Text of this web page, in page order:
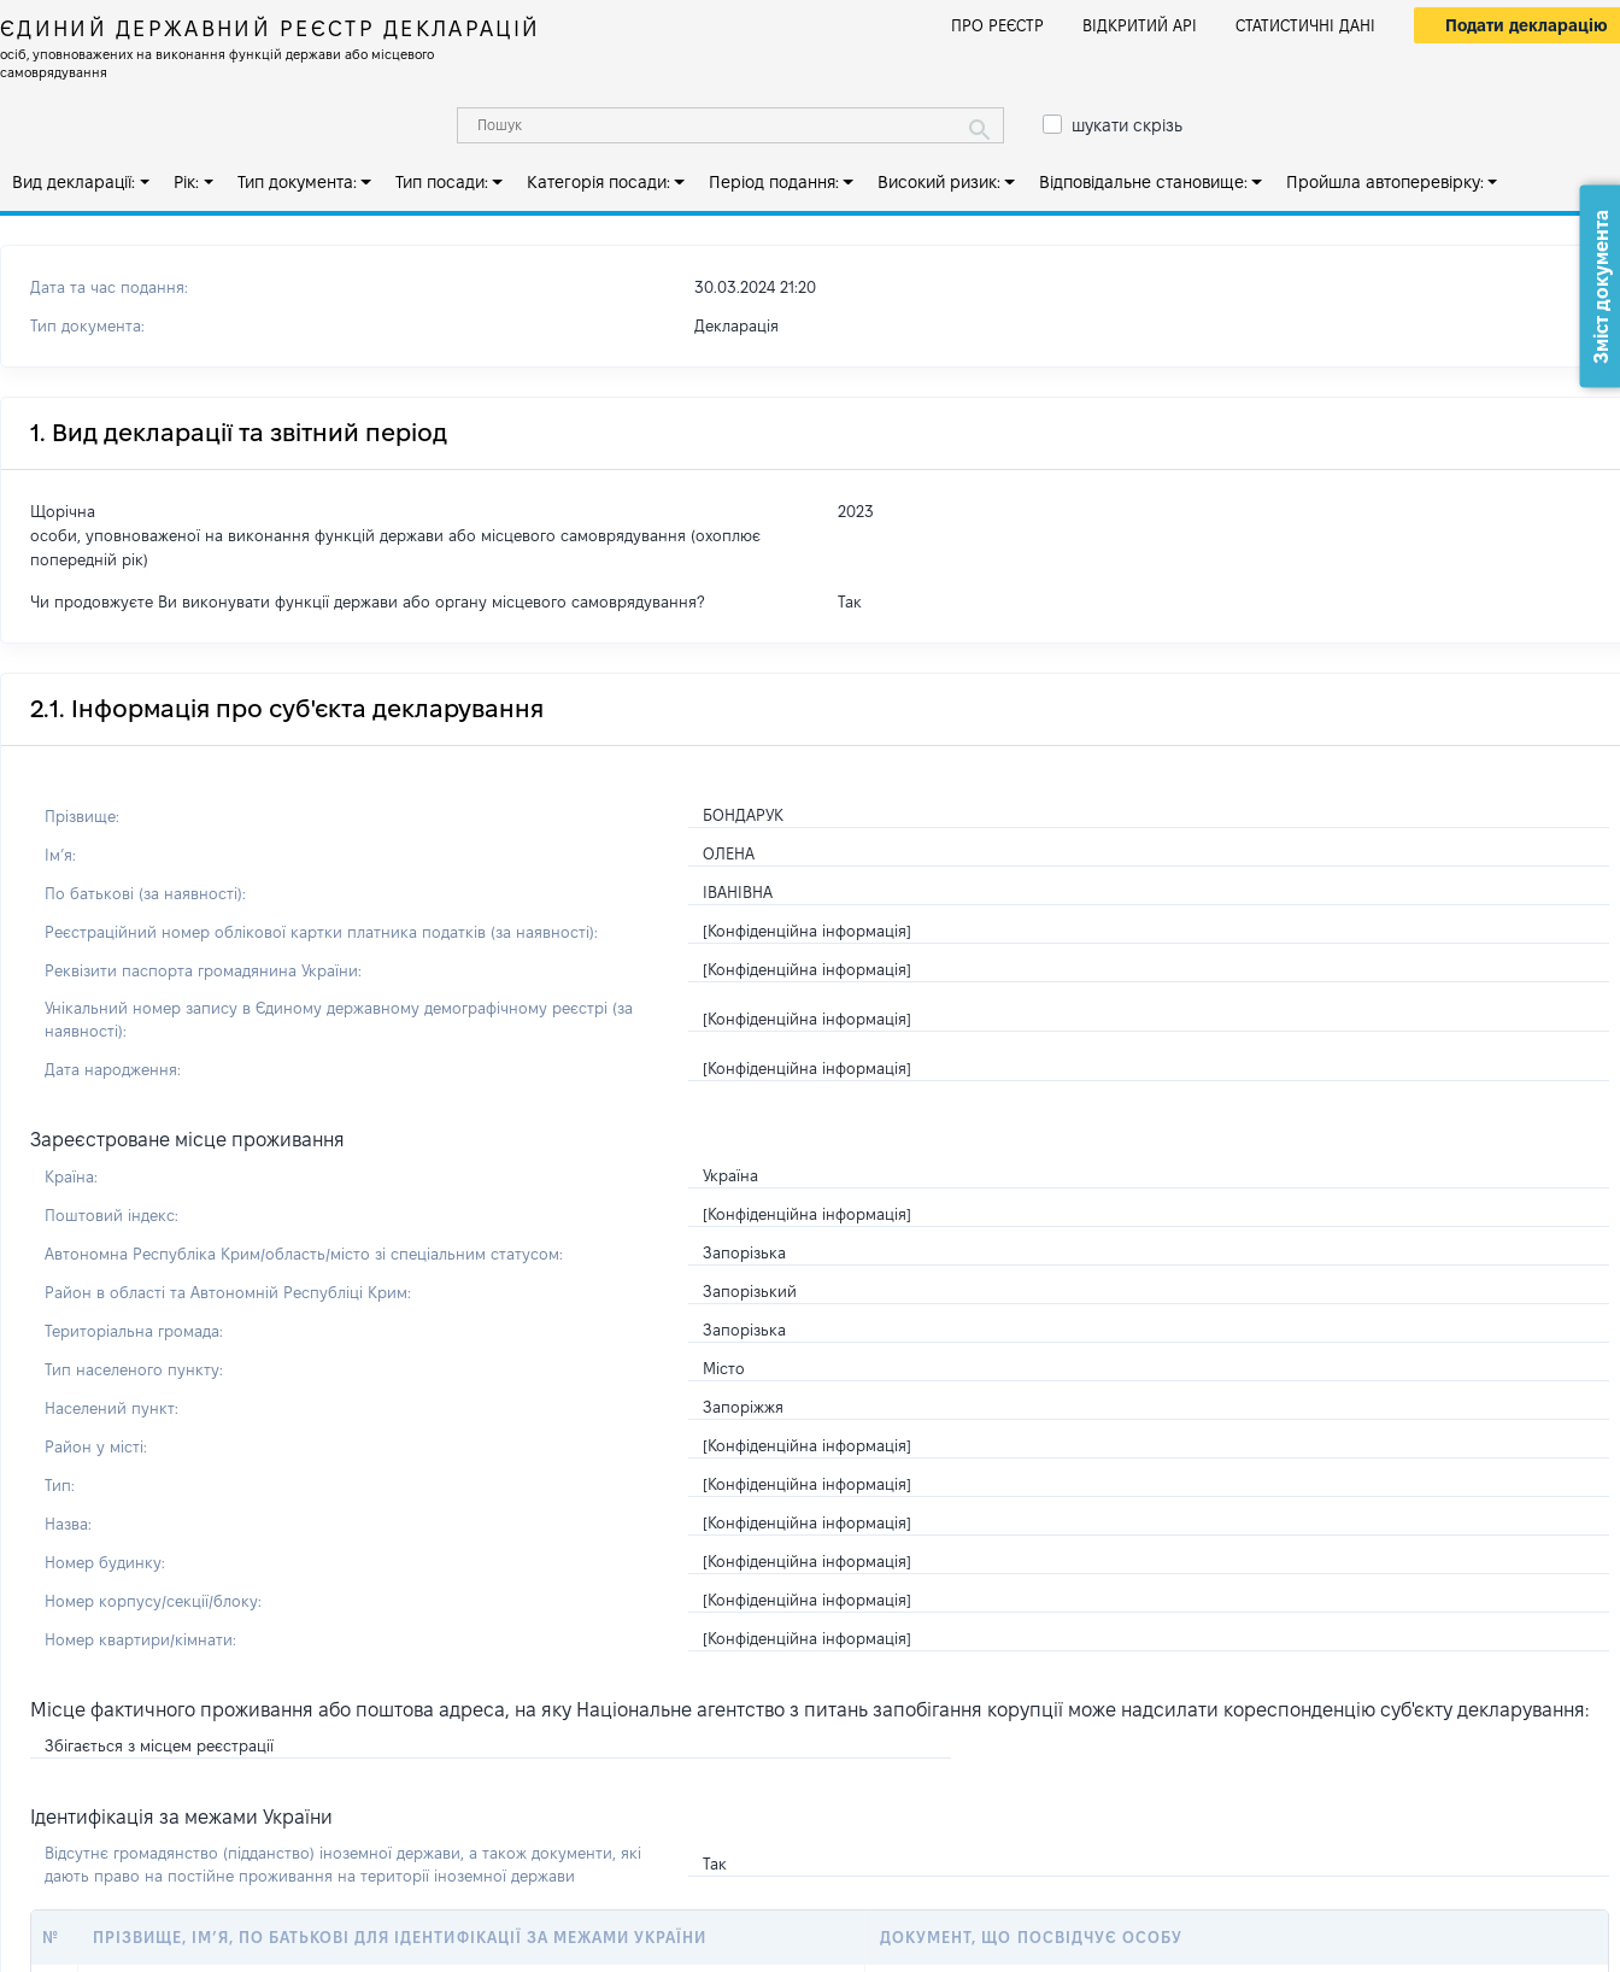
ЄДИНИЙ ДЕРЖАВНИЙ РЕЄСТР ДЕКЛАРАЦІЙ
осіб, уповноважених на виконання функцій держави або місцевого
самоврядування
ПРО РЕЄСТР ВІДКРИТИЙ АРІ СТАТИСТИЧНІ ДАНІ Подати декларацію
шукати скрізь
Вид декларації: Рік: Тип документа: Тип посади: Категорія посади: Період подання: Високий ризик: Відповідальне становище: Пройшла автоперевірку:
Дата та час подання: 30.03.2024 21:20
Тип документа: Декларація
1. Вид декларації та звітний період
Щорічна
особи, уповноваженої на виконання функцій держави або місцевого самоврядування (охоплює
попередній рік)
2023
Чи продовжуєте Ви виконувати функції держави або органу місцевого самоврядування? Так
2.1. Інформація про суб'єкта декларування
Прізвище: БОНДАРУК
Імʼя: ОЛЕНА
По батькові (за наявності): ІВАНІВНА
Реєстраційний номер облікової картки платника податків (за наявності): [Конфіденційна інформація]
Реквізити паспорта громадянина України: [Конфіденційна інформація]
Унікальний номер запису в Єдиному державному демографічному реєстрі (за
наявності):
[Конфіденційна інформація]
Дата народження: [Конфіденційна інформація]
Зареєстроване місце проживання
Країна: Україна
Поштовий індекс: [Конфіденційна інформація]
Автономна Республіка Крим/область/місто зі спеціальним статусом: Запорізька
Район в області та Автономній Республіці Крим: Запорізький
Територіальна громада: Запорізька
Тип населеного пункту: Місто
Населений пункт: Запоріжжя
Район у місті: [Конфіденційна інформація]
Тип: [Конфіденційна інформація]
Назва: [Конфіденційна інформація]
Номер будинку: [Конфіденційна інформація]
Номер корпусу/секції/блоку: [Конфіденційна інформація]
Номер квартири/кімнати: [Конфіденційна інформація]
Місце фактичного проживання або поштова адреса, на яку Національне агентство з питань запобігання корупції може надсилати кореспонденцію суб'єкту декларування:
Збігається з місцем реєстрації
Ідентифікація за межами України
Відсутнє громадянство (підданство) іноземної держави, а також документи, які
дають право на постійне проживання на території іноземної держави
Так
№ ПРІЗВИЩЕ, ІМ’Я, ПО БАТЬКОВІ ДЛЯ ІДЕНТИФІКАЦІЇ ЗА МЕЖАМИ УКРАЇНИ ДОКУМЕНТ, ЩО ПОСВІДЧУЄ ОСОБУ
Зміст документа